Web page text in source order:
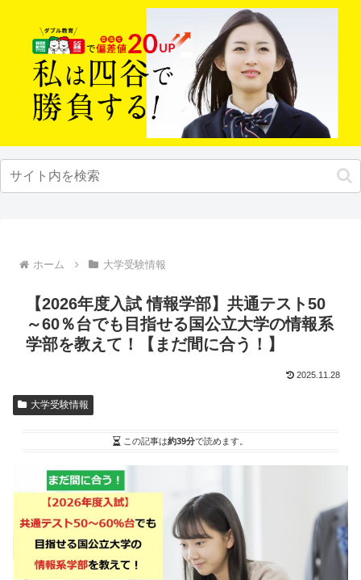
ホーム 大学受験情報
【2026年度入試 情報学部】共通テスト50
～60％台でも目指せる国公立大学の情報系
学部を教えて！【まだ間に合う！】
2025.11.28
大学受験情報
この記事は約39分で読めます。